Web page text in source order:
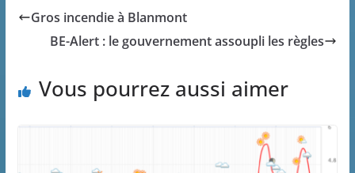
Gros incendie à Blanmont
BE-Alert : le gouvernement assoupli les règles
Vous pourrez aussi aimer